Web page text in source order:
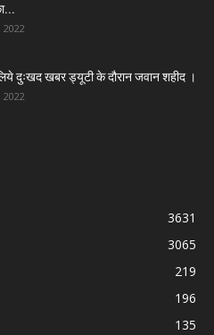
दुःखद खबर ड्यूटी के दौरान जवान शहीद ।
3631
3065
219
196
135